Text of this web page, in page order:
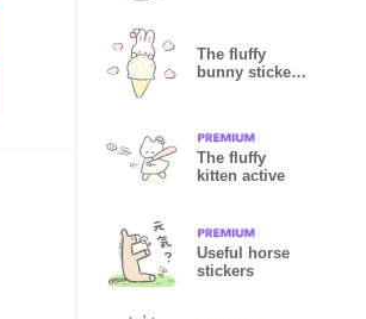
The fluffy
bunny sticker
The fluffy
kitten active
Useful horse
stickers